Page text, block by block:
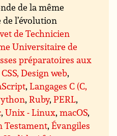
de la même
l’évolution
de Technicien
Universitaire de
préparatoires aux
CSS, Design web,
,Langages C (C,
,Ruby,PERL,
,Unix - Linux,macOS,
Testament,Évangiles